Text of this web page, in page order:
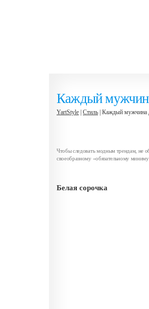
Каждый
YartStyle Стиль | Каждый
Чтобы следовать модным трендам, не
своеобразному «обязательному
Белая сорочка